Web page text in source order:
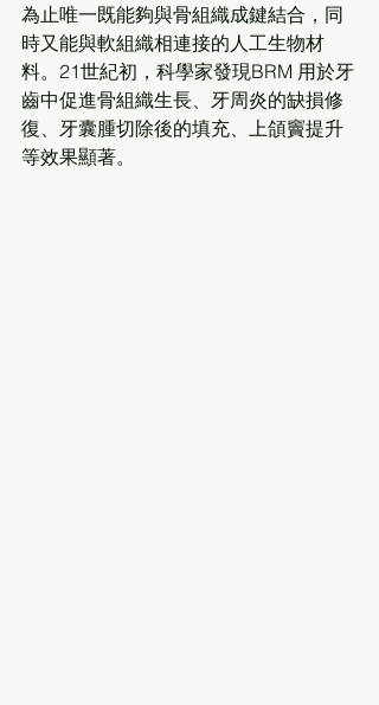
為止唯一既能夠與骨組織成鍵結合，同
時又能與軟組織相連接的人工生物材
料。21世紀初，科學家發現BRM 用於牙
齒中促進骨組織生長、牙周炎的缺損修
復、牙囊腫切除後的填充、上頜竇提升
等效果顯著。